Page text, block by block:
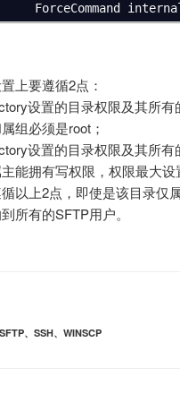
上要遵循2点：
设置的目录权限及其所有
组必须是root；
设置的目录权限及其所有
能拥有写权限，权限最大设
以上2点，即使是该目录仅
所有的SFTP用户。
SFTP、 SSH、 WINSCP